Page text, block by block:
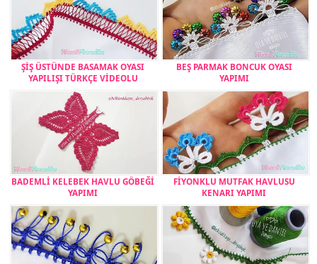
ŞİŞ ÜSTÜNDE BASAMAK OYASI
YAPILIŞI TÜRKÇE VİDEOLU
BEŞ PARMAK BONCUK OYASI
YAPIMI
BADEMLİ KELEBEK HAVLU GÖBEĞİ
YAPIMI
FİYONKLU MUTFAK HAVLUSU
KENARI YAPIMI